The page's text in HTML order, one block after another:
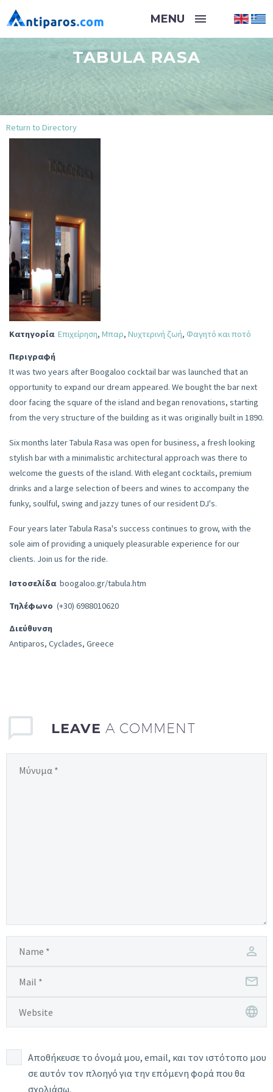
TABULA RASA
Return to Directory
Κατηγορία Επιχείρηση, Μπαρ, Νυχτερινή ζωή, Φαγητό και ποτό
Περιγραφή
It was two years after Boogaloo cocktail bar was launched that an
opportunity to expand our dream appeared. We bought the bar next
door facing the square of the island and began renovations, starting
from the very structure of the building as it was originally built in 1890.
Six months later Tabula Rasa was open for business, a fresh looking
stylish bar with a minimalistic architectural approach was there to
welcome the guests of the island. With elegant cocktails, premium
drinks and a large selection of beers and wines to accompany the
funky, soulful, swing and jazzy tunes of our resident DJ's.
Four years later Tabula Rasa's success continues to grow, with the
sole aim of providing a uniquely pleasurable experience for our
clients. Join us for the ride.
Ιστοσελίδα boogaloo.gr/tabula.htm
Τηλέφωνο (+30) 6988010620
Διεύθυνση
Antiparos, Cyclades, Greece
LEAVE A COMMENT
Αποθήκευσε το όνομά μου, email, και τον ιστότοπο μου
σε αυτόν τον πλοηγό για την επόμενη φορά που θα
σχολιάσω.